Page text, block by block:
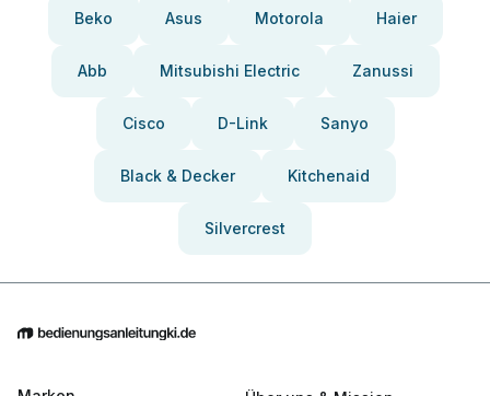
Beko Asus Motorola Haier
Abb Mitsubishi Electric Zanussi
Cisco D-Link Sanyo
Black & Decker Kitchenaid
Silvercrest